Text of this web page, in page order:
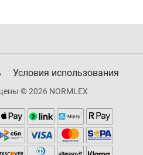
Условия использования
© 2026 NORMLEX